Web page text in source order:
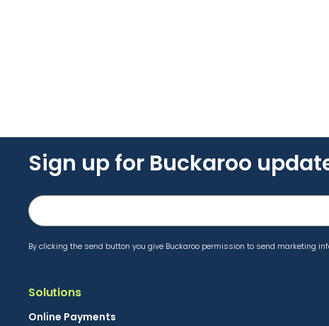
Sign up for Buckaroo
By clicking the send button you give Buckaroo permission to send marketing
Solutions
Online Payments